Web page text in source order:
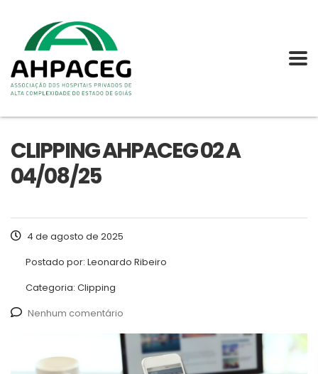
CLIPPING AHPACEG 02 A
04/08/25
4 de agosto de 2025
Postado por: Leonardo Ribeiro
Categoria: Clipping
Nenhum comentário